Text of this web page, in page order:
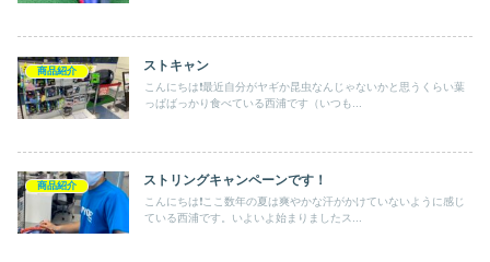
商品紹介 ストキャン
こんにちは❗️最近自分がヤギか昆虫なんじゃないかと思うくらい葉
っぱばっかり食べている西浦です（いつも...
商品紹介 ストリングキャンペーンです！
こんにちは❗️ここ数年の夏は爽やかな汗がかけていないように感じ
ている西浦です。いよいよ始まりましたス...